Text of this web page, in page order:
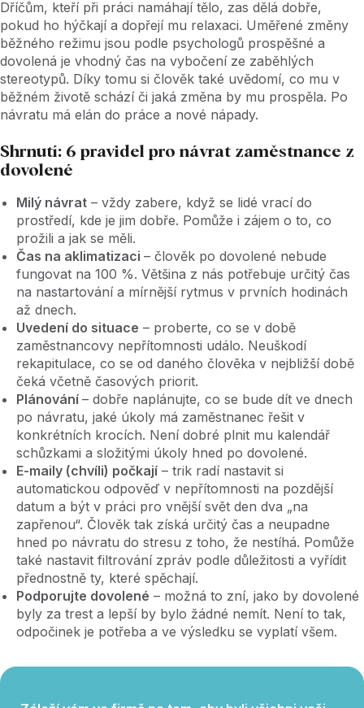
Dříčům, kteří při práci namáhají tělo, zas dělá dobře,
pokud ho hýčkají a dopřejí mu relaxaci. Uměřené změny
běžného režimu jsou podle psychologů prospěšné a
dovolená je vhodný čas na vybočení ze zaběhlých
stereotypů. Díky tomu si člověk také uvědomí, co mu v
běžném životě schází či jaká změna by mu prospěla. Po
návratu má elán do práce a nové nápady.
Shrnutí: 6 pravidel pro návrat zaměstnance z
dovolené
Milý návrat – vždy zabere, když se lidé vrací do
prostředí, kde je jim dobře. Pomůže i zájem o to, co
prožili a jak se měli.
Čas na aklimatizaci – člověk po dovolené nebude
fungovat na 100 %. Většina z nás potřebuje určitý čas
na nastartování a mírnější rytmus v prvních hodinách
až dnech.
Uvedení do situace – proberte, co se v době
zaměstnancovy nepřítomnosti událo. Neuškodí
rekapitulace, co se od daného člověka v nejbližší době
čeká včetně časových priorit.
Plánování – dobře naplánujte, co se bude dít ve dnech
po návratu, jaké úkoly má zaměstnanec řešit v
konkrétních krocích. Není dobré plnit mu kalendář
schůzkami a složitými úkoly hned po dovolené.
E-maily (chvíli) počkají – trik radí nastavit si
automatickou odpověď v nepřítomnosti na pozdější
datum a být v práci pro vnější svět den dva „na
zapřenou“. Člověk tak získá určitý čas a neupadne
hned po návratu do stresu z toho, že nestíhá. Pomůže
také nastavit filtrování zpráv podle důležitosti a vyřídit
přednostně ty, které spěchají.
Podporujte dovolené – možná to zní, jako by dovolené
byly za trest a lepší by bylo žádné nemít. Není to tak,
odpočinek je potřeba a ve výsledku se vyplatí všem.